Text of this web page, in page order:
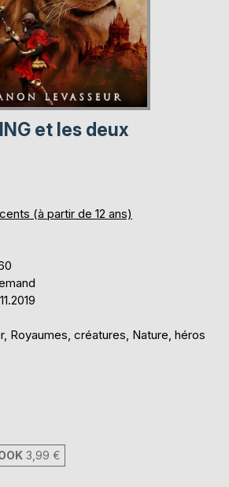
et les deux
(à partir de 12 ans)
Royaumes, créatures, Nature, héros
3,99 €